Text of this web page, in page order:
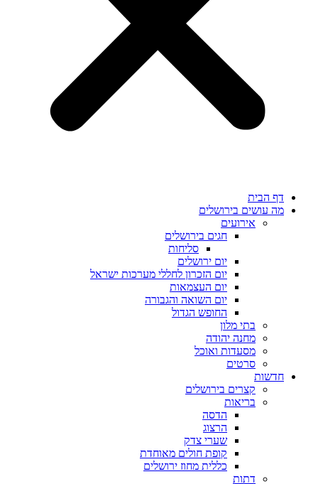
דף הבית
מה עושים בירושלים
אירועים
חגים בירושלים
סליחות
יום ירושלים
יום הזכרון לחללי מערכות ישראל
יום העצמאות
יום השואה והגבורה
החופש הגדול
בתי מלון
מחנה יהודה
מסעדות ואוכל
סרטים
חדשות
קצרים בירושלים
בריאות
הדסה
הרצוג
שערי צדק
קופת חולים מאוחדת
כללית מחוז ירושלים
דתות